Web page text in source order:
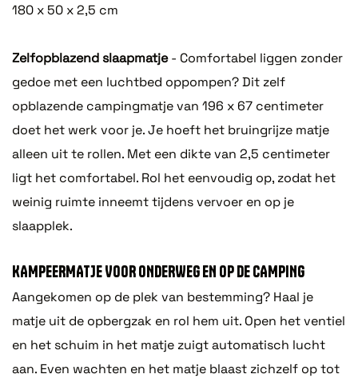
180 x 50 x 2,5 cm
Zelfopblazend slaapmatje- Comfortabel liggen zonder
gedoe met een luchtbed oppompen? Dit zelf
opblazende campingmatje van 196 x 67 centimeter
doet het werk voor je. Je hoeft het bruingrijze matje
alleen uit te rollen. Met een dikte van 2,5 centimeter
ligt het comfortabel. Rol het eenvoudig op, zodat het
weinig ruimte inneemt tijdens vervoer en op je
slaapplek.
KAMPEERMATJE VOOR ONDERWEG EN OP DE CAMPING
Aangekomen op de plek van bestemming? Haal je
matje uit de opbergzak en rol hem uit. Open het ventiel
en het schuim in het matje zuigt automatisch lucht
aan. Even wachten en het matje blaast zichzelf op tot